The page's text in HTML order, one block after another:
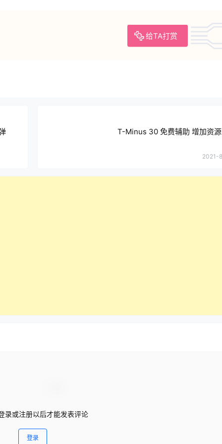
给TA打赏
T-Minus 30 免费辅助 增加资
2021-
录或注册以后才能发表评论
登录